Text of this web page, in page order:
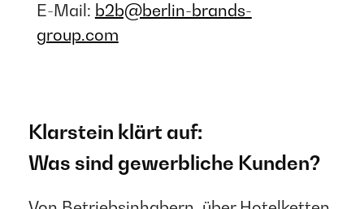
E-Mail: b2b@berlin-brands-
group.com
Klarstein klärt auf:
Was sind gewerbliche Kunden?